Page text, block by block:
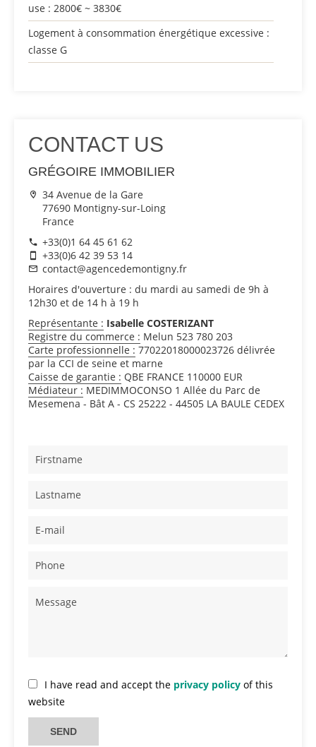
use : 2800€ ~ 3830€
Logement à consommation énergétique excessive :
classe G
CONTACT US
GRÉGOIRE IMMOBILIER
34 Avenue de la Gare
77690 Montigny-sur-Loing
France
+33(0)1 64 45 61 62
+33(0)6 42 39 53 14
contact@agencedemontigny.fr
Horaires d'ouverture : du mardi au samedi de 9h à
12h30 et de 14 h à 19 h
Représentante : Isabelle COSTERIZANT
Registre du commerce : Melun 523 780 203
Carte professionnelle : 77022018000023726 délivrée
par la CCI de seine et marne
Caisse de garantie : QBE FRANCE 110000 EUR
Médiateur : MEDIMMOCONSO 1 Allée du Parc de
Mesemena - Bât A - CS 25222 - 44505 LA BAULE CEDEX
I have read and accept the privacy policy of this
website
SEND